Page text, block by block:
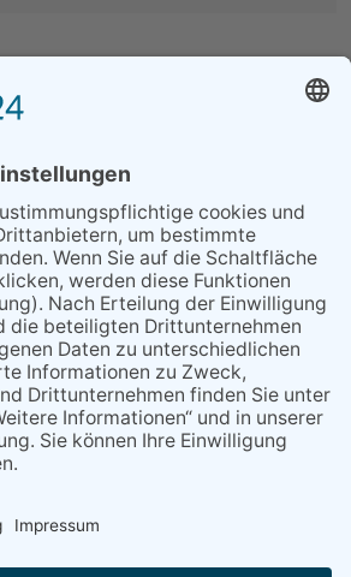
Heimat Shoppen 2026:
Anmeldung für Unternehmen
ab sofort möglich
Petrus meinte es gut mit dem
Lindenblütenfest
Rückblick auf ein
erfolgreiches Jahr
Teilrückstufungsantrag für
ASP-Gebiet in Hessen
erfolgreich